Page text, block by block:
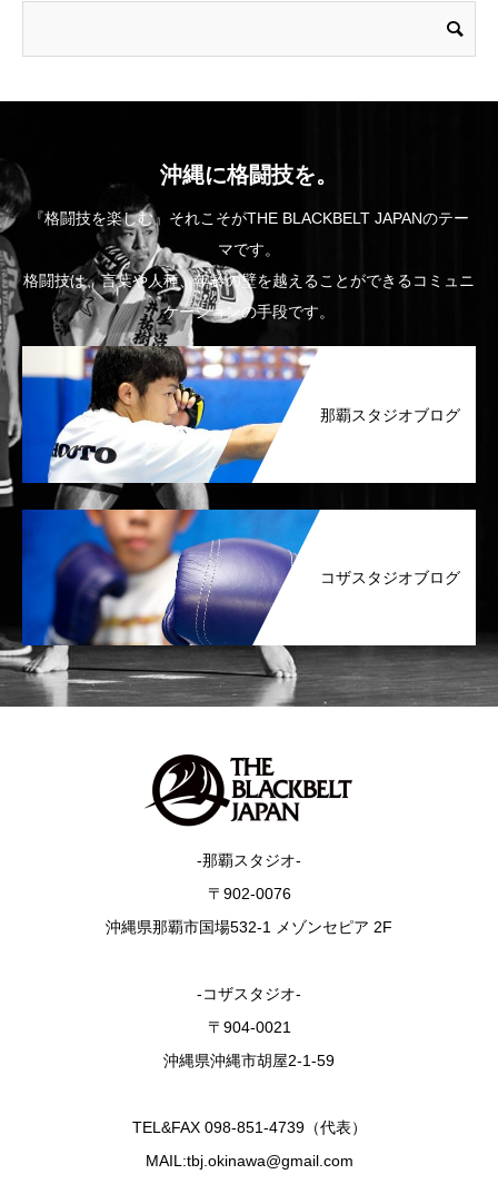
沖縄に格闘技を。
『格闘技を楽しむ』それこそがTHE BLACKBELT JAPANのテー
マです。
格闘技は、言葉や人種、年齢の壁を越えることができるコミュニ
ケーションの手段です。
那覇スタジオブログ
コザスタジオブログ
-那覇スタジオ-
〒902-0076
沖縄県那覇市国場532-1 メゾンセピア 2F
-コザスタジオ-
〒904-0021
沖縄県沖縄市胡屋2-1-59
TEL&FAX 098-851-4739（代表）
MAIL:tbj.okinawa@gmail.com